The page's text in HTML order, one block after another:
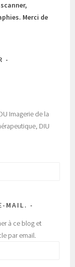
Merci de
Imagerie de la
DIU
MAIL.
à ce blog et
par email.